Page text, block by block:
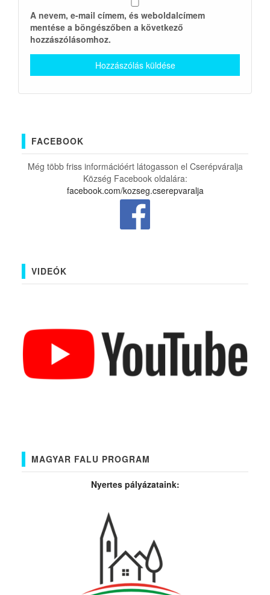
A nevem, e-mail címem, és weboldalcímem
mentése a böngészőben a következő
hozzászólásomhoz.
FACEBOOK
Még több friss információért látogasson el Cserépváralja
Község Facebook oldalára:
facebook.com/kozseg.cserepvaralja
VIDEÓK
MAGYAR FALU PROGRAM
Nyertes pályázataink: